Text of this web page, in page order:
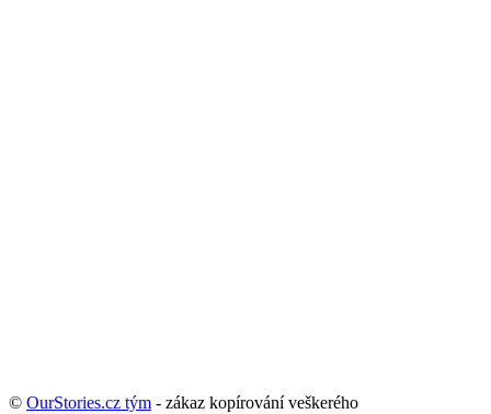
© OurStories.cz tým - zákaz kopírování veškerého